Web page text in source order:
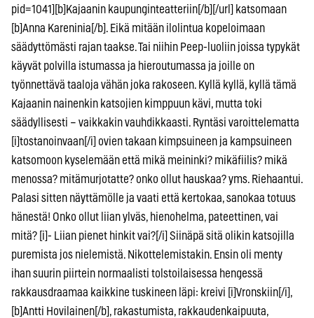
pid=1041][b]Kajaanin kaupunginteatteriin[/b][/url] katsomaan
[b]Anna Kareninia[/b]. Eikä mitään ilolintua kopeloimaan
säädyttömästi rajan taakse. Tai niihin Peep-luoliin joissa typykät
käyvät polvilla istumassa ja hieroutumassa ja joille on
työnnettävä taaloja vähän joka rakoseen. Kyllä kyllä, kyllä tämä
Kajaanin nainenkin katsojien kimppuun kävi, mutta toki
säädyllisesti – vaikkakin vauhdikkaasti. Ryntäsi varoittelematta
[i]tostanoinvaan[/i] ovien takaan kimpsuineen ja kampsuineen
katsomoon kyselemään että mikä meininki? mikäfiilis? mikä
menossa? mitämurjotatte? onko ollut hauskaa? yms. Riehaantui.
Palasi sitten näyttämölle ja vaati että kertokaa, sanokaa totuus
hänestä! Onko ollut liian ylväs, hienohelma, pateettinen, vai
mitä? [i]- Liian pienet hinkit vai?[/i] Siinäpä sitä olikin katsojilla
puremista jos nielemistä. Nikottelemistakin. Ensin oli menty
ihan suurin piirtein normaalisti tolstoilaisessa hengessä
rakkausdraamaa kaikkine tuskineen läpi: kreivi [i]Vronskiin[/i],
[b]Antti Hovilainen[/b], rakastumista, rakkaudenkaipuuta,